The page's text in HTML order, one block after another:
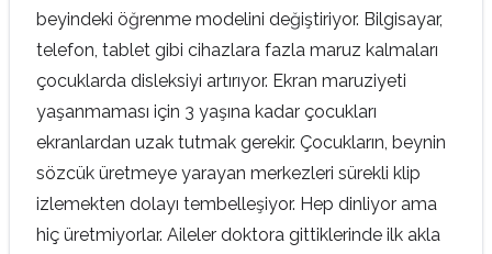
beyindeki öğrenme modelini değiştiriyor. Bilgisayar,
telefon, tablet gibi cihazlara fazla maruz kalmaları
çocuklarda disleksiyi artırıyor. Ekran maruziyeti
yaşanmaması için 3 yaşına kadar çocukları
ekranlardan uzak tutmak gerekir. Çocukların, beynin
sözcük üretmeye yarayan merkezleri sürekli klip
izlemekten dolayı tembelleşiyor. Hep dinliyor ama
hiç üretmiyorlar. Aileler doktora gittiklerinde ilk akla